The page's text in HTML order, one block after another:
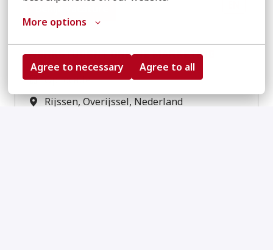
More options
Agree to necessary Agree to all
WERKSTUDENT ONLINE MARKETING
Op locatie
Rijssen,Overijssel,Nederland